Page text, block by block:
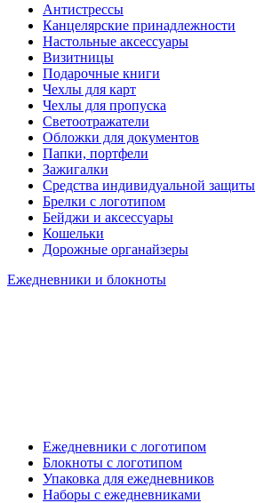
Антистрессы
Канцелярские принадлежности
Настольные аксессуары
Визитницы
Подарочные книги
Чехлы для карт
Чехлы для пропуска
Светоотражатели
Обложки для документов
Папки, портфели
Зажигалки
Средства индивидуальной защиты
Брелки с логотипом
Бейджи и аксессуары
Кошельки
Дорожные органайзеры
Ежедневники и блокноты
Ежедневники с логотипом
Блокноты с логотипом
Упаковка для ежедневников
Наборы с ежедневниками